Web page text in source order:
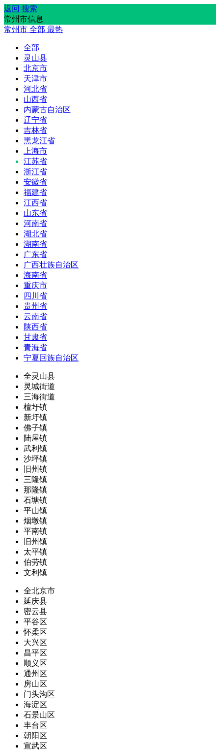
返回 搜索
常州市信息
常州市 全部 最热
全部
灵山县
北京市
天津市
河北省
山西省
内蒙古自治区
辽宁省
吉林省
黑龙江省
上海市
江苏省
浙江省
安徽省
福建省
江西省
山东省
河南省
湖北省
湖南省
广东省
广西壮族自治区
海南省
重庆市
四川省
贵州省
云南省
陕西省
甘肃省
青海省
宁夏回族自治区
全灵山县
灵城街道
三海街道
檀圩镇
新圩镇
佛子镇
陆屋镇
武利镇
沙坪镇
旧州镇
三隆镇
那隆镇
石塘镇
平山镇
烟墩镇
平南镇
旧州镇
太平镇
伯劳镇
文利镇
全北京市
延庆县
密云县
平谷区
怀柔区
大兴区
昌平区
顺义区
通州区
房山区
门头沟区
海淀区
石景山区
丰台区
朝阳区
宣武区